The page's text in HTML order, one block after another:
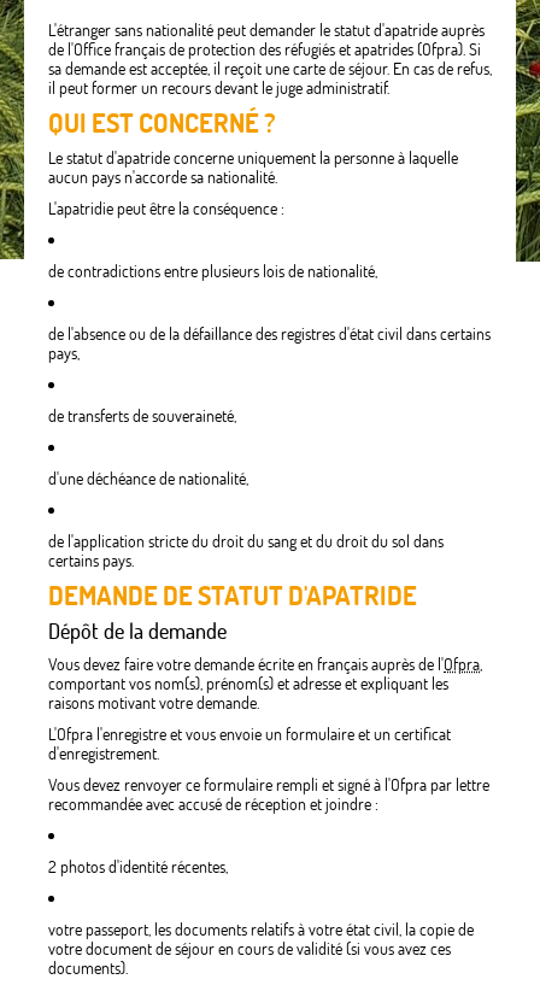
L'étranger sans nationalité peut demander le statut d'apatride auprès
de l'Office français de protection des réfugiés et apatrides (Ofpra). Si
sa demande est acceptée, il reçoit une carte de séjour. En cas de refus,
il peut former un recours devant le juge administratif.
QUI EST CONCERNÉ ?
Le statut d'apatride concerne uniquement la personne à laquelle
aucun pays n'accorde sa nationalité.
L'apatridie peut être la conséquence :
de contradictions entre plusieurs lois de nationalité,
de l'absence ou de la défaillance des registres d'état civil dans certains
pays,
de transferts de souveraineté,
d'une déchéance de nationalité,
de l'application stricte du droit du sang et du droit du sol dans
certains pays.
DEMANDE DE STATUT D'APATRIDE
Dépôt de la demande
Vous devez faire votre demande écrite en français auprès de l'Ofpra,
comportant vos nom(s), prénom(s) et adresse et expliquant les
raisons motivant votre demande.
L'Ofpra l'enregistre et vous envoie un formulaire et un certificat
d'enregistrement.
Vous devez renvoyer ce formulaire rempli et signé à l'Ofpra par lettre
recommandée avec accusé de réception et joindre :
2 photos d'identité récentes,
votre passeport, les documents relatifs à votre état civil, la copie de
votre document de séjour en cours de validité (si vous avez ces
documents).